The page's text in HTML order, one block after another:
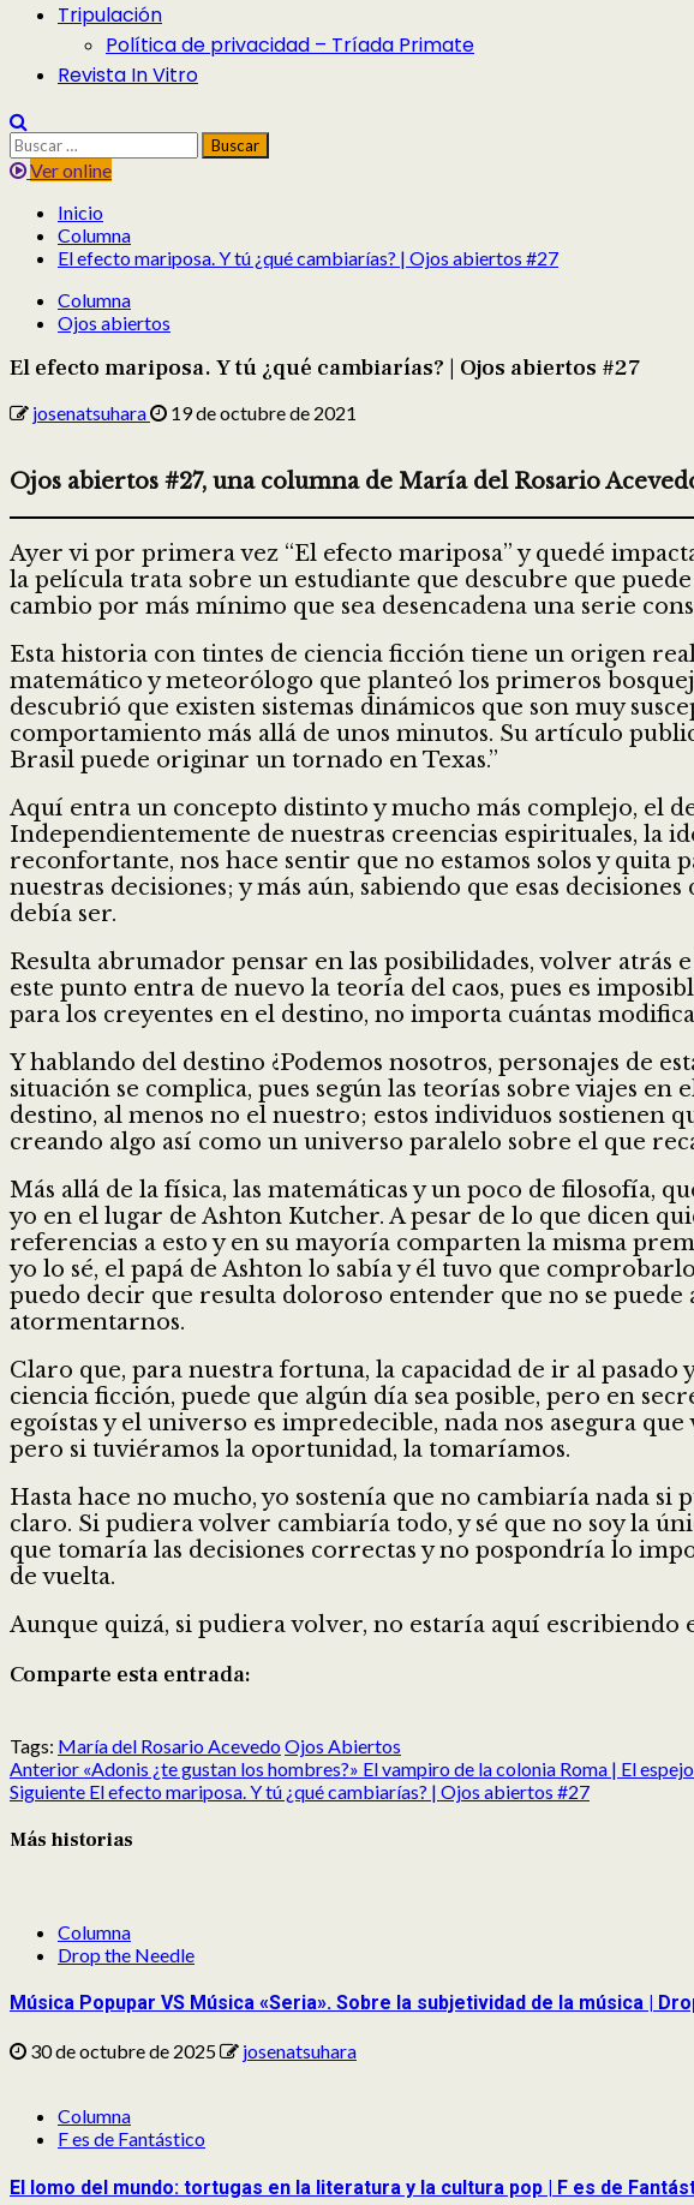
Tripulación
Política de privacidad – Tríada Primate
Revista In Vitro
Buscar:
Ver online
Inicio
Columna
El efecto mariposa. Y tú ¿qué cambiarías? | Ojos abiertos #27
Columna
Ojos abiertos
El efecto mariposa. Y tú ¿qué cambiarías? | Ojos abiertos #27
josenatsuhara 19 de octubre de 2021
Ojos abiertos #27, una columna de María del Rosario
Ayer vi por primera vez “El efecto mariposa” y quedé
la película trata sobre un estudiante que descubre que
cambio por más mínimo que sea desencadena una serie
Esta historia con tintes de ciencia ficción tiene un origen
matemático y meteorólogo que planteó los primeros
descubrió que existen sistemas dinámicos que son muy
comportamiento más allá de unos minutos. Su artículo
Brasil puede originar un tornado en Texas.”
Aquí entra un concepto distinto y mucho más complejo, el
Independientemente de nuestras creencias espirituales, la
reconfortante, nos hace sentir que no estamos solos y
nuestras decisiones; y más aún, sabiendo que esas
debía ser.
Resulta abrumador pensar en las posibilidades, volver
este punto entra de nuevo la teoría del caos, pues es
para los creyentes en el destino, no importa cuántas
Y hablando del destino ¿Podemos nosotros, personajes de
situación se complica, pues según las teorías sobre viajes
destino, al menos no el nuestro; estos individuos sostienen
creando algo así como un universo paralelo sobre el que
Más allá de la física, las matemáticas y un poco de
yo en el lugar de Ashton Kutcher. A pesar de lo que dicen
referencias a esto y en su mayoría comparten la misma
yo lo sé, el papá de Ashton lo sabía y él tuvo que
puedo decir que resulta doloroso entender que no se
atormentarnos.
Claro que, para nuestra fortuna, la capacidad de ir al
ciencia ficción, puede que algún día sea posible, pero en
egoístas y el universo es impredecible, nada nos asegura
pero si tuviéramos la oportunidad, la tomaríamos.
Hasta hace no mucho, yo sostenía que no cambiaría nada
claro. Si pudiera volver cambiaría todo, y sé que no soy la
que tomaría las decisiones correctas y no pospondría lo
de vuelta.
Aunque quizá, si pudiera volver, no estaría aquí
Comparte esta entrada:
en
X
(Twitter)
en
Facebook
en
Reddit
en
LinkedIn
en
Pinterest
en
Pocket
Tags: María del Rosario AcevedoOjos Abiertos
Post
navigation
Anterior «Adonis ¿te gustan los hombres?» El vampiro de la colonia Roma | El
Siguiente El efecto mariposa. Y tú ¿qué cambiarías? | Ojos abiertos #27
Más historias
Columna
Drop the Needle
Música Popupar VS Música «Seria». Sobre la subjetividad de la música |
30 de octubre de 2025 josenatsuhara
Columna
F es de Fantástico
El lomo del mundo: tortugas en la literatura y la cultura pop | F es de